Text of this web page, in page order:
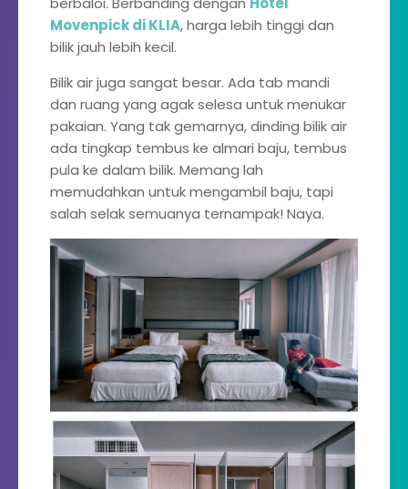
Movenpick di KLIA, harga lebih tinggi dan
bilik jauh lebih kecil.
Bilik air juga sangat besar. Ada tab mandi
dan ruang yang agak selesa untuk menukar
pakaian. Yang tak gemarnya, dinding bilik air
ada tingkap tembus ke almari baju, tembus
pula ke dalam bilik. Memang lah
memudahkan untuk mengambil baju, tapi
salah selak semuanya ternampak! Naya.